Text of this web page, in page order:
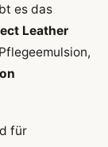
es das
Leather
für